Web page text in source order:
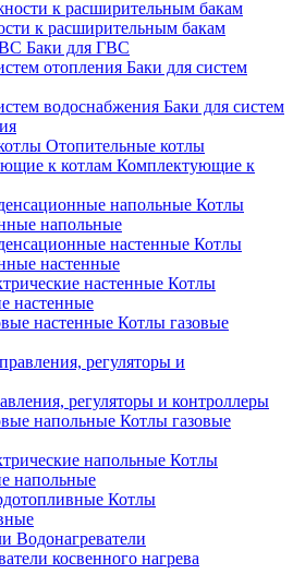
к расширительным бакам
Баки для ГВС
Баки для систем
Баки для систем
Отопительные котлы
Комплектующие к
Котлы
напольные
Котлы
настенные
Котлы
настенные
Котлы газовые
регуляторы и контроллеры
Котлы газовые
Котлы
напольные
Котлы
Водонагреватели